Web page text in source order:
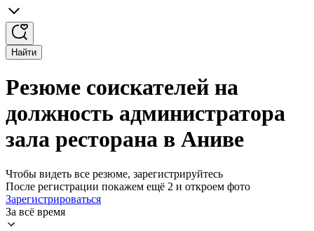
Найти
Резюме соискателей на
должность администратора
зала ресторана в Аниве
Чтобы видеть все резюме, зарегистрируйтесь
После регистрации покажем ещё 2 и откроем фото
Зарегистрироваться
За всё время